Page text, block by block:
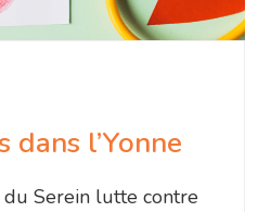
dans l’Yonne
Serein lutte contre